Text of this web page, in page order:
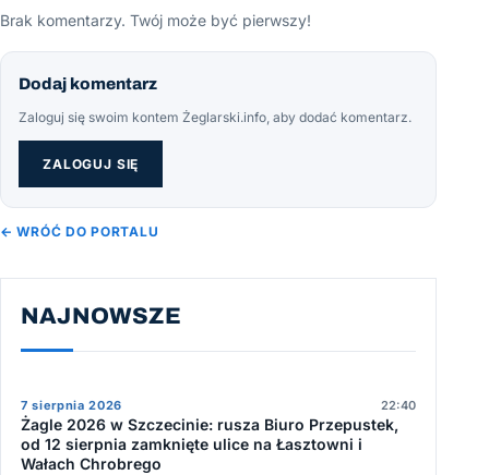
Brak komentarzy. Twój może być pierwszy!
Dodaj komentarz
Zaloguj się swoim kontem Żeglarski.info, aby dodać komentarz.
ZALOGUJ SIĘ
← WRÓĆ DO PORTALU
NAJNOWSZE
7 sierpnia 2026 22:40
Żagle 2026 w Szczecinie: rusza Biuro Przepustek,
od 12 sierpnia zamknięte ulice na Łasztowni i
Wałach Chrobrego